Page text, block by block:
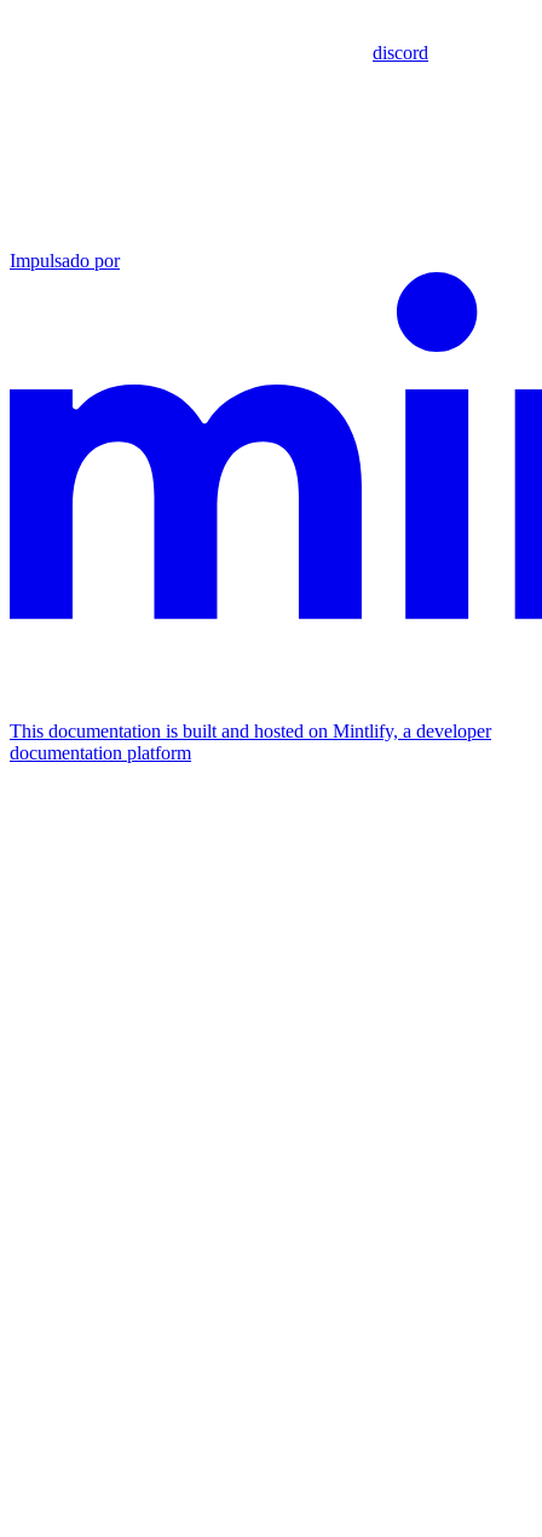
discord
Impulsado por
This documentation is built and hosted on Mintlify, a developer
documentation platform